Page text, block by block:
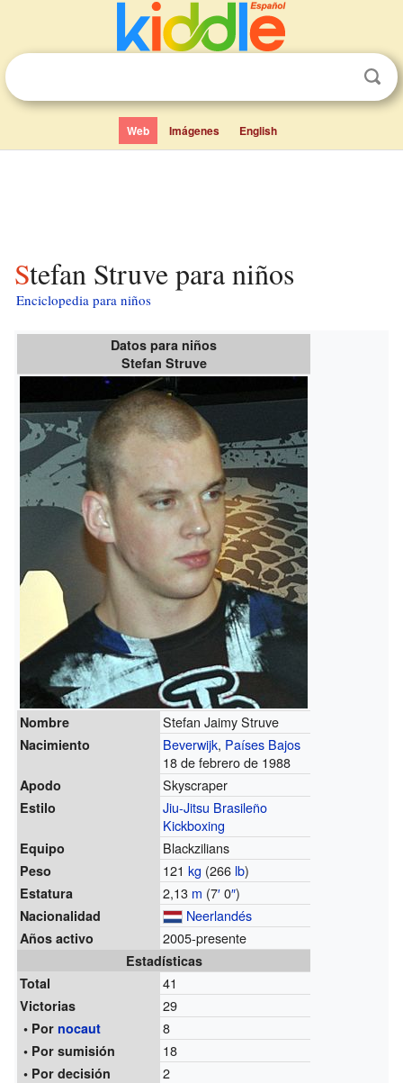
Web Imágenes English
Stefan Struve para niños
Enciclopedia para niños
Datos para niños
Stefan Struve
Nombre Stefan Jaimy Struve
Nacimiento Beverwijk, Países Bajos
18 de febrero de 1988
Apodo Skyscraper
Estilo
Jiu-Jitsu Brasileño
Kickboxing
Equipo Blackzilians
Peso 121kg (266 lb)
Estatura 2,13 m (7′0″)
Nacionalidad Neerlandés
Años activo 2005-presente
Estadísticas
Total
41
Victorias 29
• Por nocaut 8
• Por sumisión 18
• Por decisión 2